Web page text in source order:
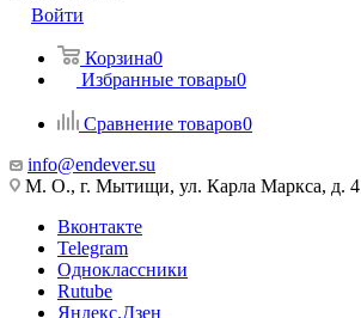
Войти
Корзина0
Избранные товары0
Сравнение товаров0
info@endever.su
М. О., г. Мытищи, ул. Карла Маркса, д. 4
Вконтакте
Telegram
Одноклассники
Rutube
Яндекс.Дзен